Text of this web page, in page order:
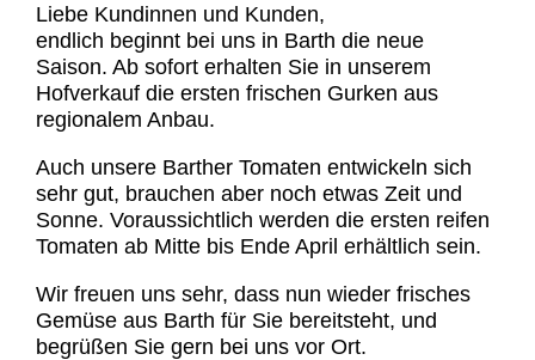
Liebe Kundinnen und Kunden,
endlich beginnt bei uns in Barth die neue
Saison. Ab sofort erhalten Sie in unserem
Hofverkauf die ersten frischen Gurken aus
regionalem Anbau.
Auch unsere Barther Tomaten entwickeln sich
sehr gut, brauchen aber noch etwas Zeit und
Sonne. Voraussichtlich werden die ersten reifen
Tomaten ab Mitte bis Ende April erhältlich sein.
Wir freuen uns sehr, dass nun wieder frisches
Gemüse aus Barth für Sie bereitsteht, und
begrüßen Sie gern bei uns vor Ort.